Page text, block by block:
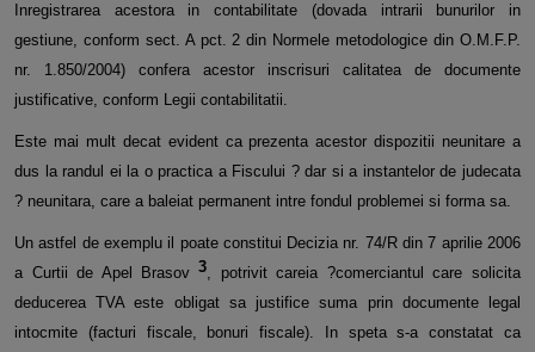
Inregistrarea acestora in contabilitate (dovada intrarii bunurilor in
gestiune, conform sect. A pct. 2 din Normele metodologice din O.M.F.P.
nr. 1.850/2004) confera acestor inscrisuri calitatea de documente
justificative, conform Legii contabilitatii.
Este mai mult decat evident ca prezenta acestor dispozitii neunitare a
dus la randul ei la o practica a Fiscului ? dar si a instantelor de judecata
? neunitara, care a baleiat permanent intre fondul problemei si forma sa.
Un astfel de exemplu il poate constitui Decizia nr. 74/R din 7 aprilie 2006
a Curtii de Apel Brasov 3, potrivit careia ?comerciantul care solicita
deducerea TVA este obligat sa justifice suma prin documente legal
intocmite (facturi fiscale, bonuri fiscale). In speta s-a constatat ca